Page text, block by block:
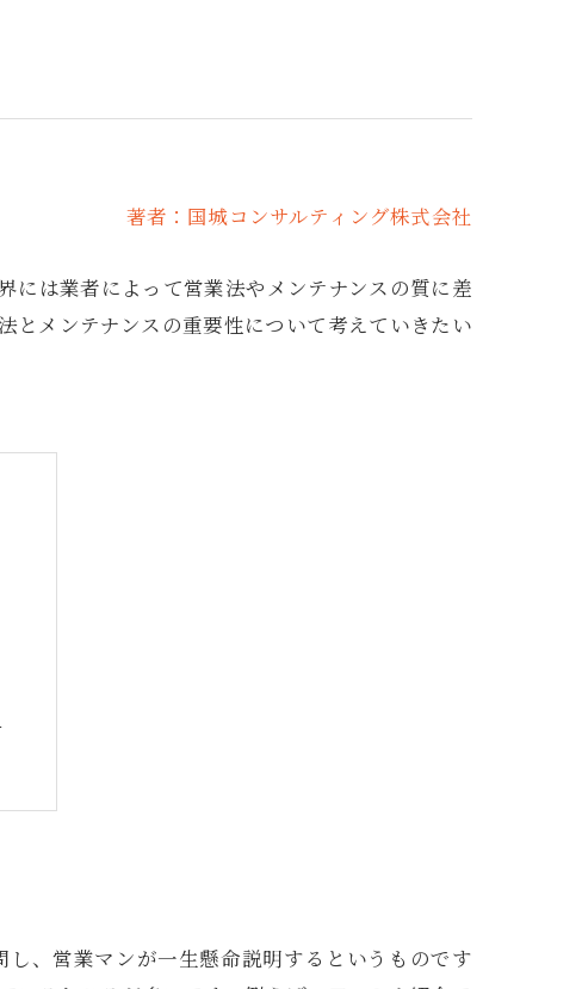
著者：国城コンサルティング株式会社
には業者によって営業法やメンテナンスの質に差
とメンテナンスの重要性について考えていきたい
、営業マンが一生懸命説明するというものです